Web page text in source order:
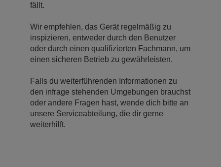
fällt.
Wir empfehlen, das Gerät regelmäßig zu
inspizieren, entweder durch den Benutzer
oder durch einen qualifizierten Fachmann, um
einen sicheren Betrieb zu gewährleisten.
Falls du weiterführenden Informationen zu
den infrage stehenden Umgebungen brauchst
oder andere Fragen hast, wende dich bitte an
unsere Serviceabteilung, die dir gerne
weiterhilft.